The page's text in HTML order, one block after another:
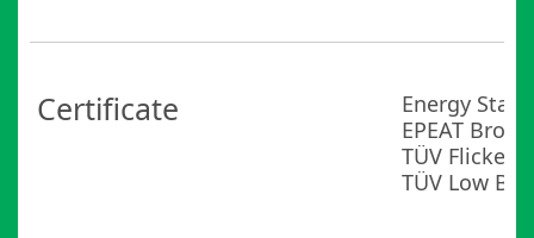
Certificate
Energy Star
EPEAT
TÜV Flicker-
TÜV Low